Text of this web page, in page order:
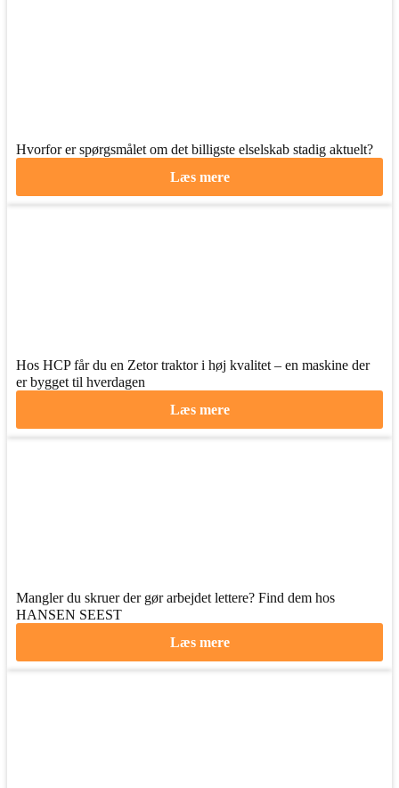
Hvorfor er spørgsmålet om det billigste elselskab stadig aktuelt?
Læs mere
Hos HCP får du en Zetor traktor i høj kvalitet – en maskine der
er bygget til hverdagen
Læs mere
Mangler du skruer der gør arbejdet lettere? Find dem hos
HANSEN SEEST
Læs mere